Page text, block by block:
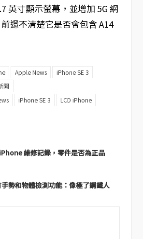
英寸顯示螢幕，並增加 5G 網
還不清楚它是否會包含 A14
Apple News
iPhone SE 3
聞
iPhone SE 3
LCD iPhone
維修記錄，零件是否為正品
勢和物體檢測功能：像極了鋼鐵人